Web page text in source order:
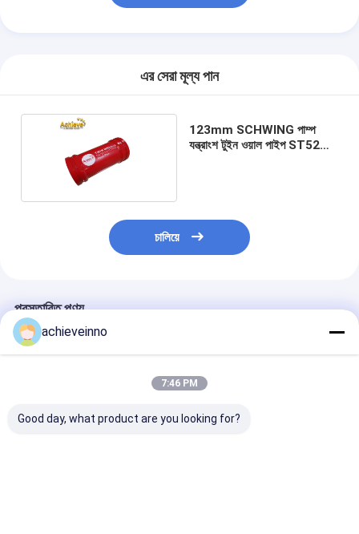
এর সেরা মূল্য পান
123mm SCHWING পাম্প
যন্ত্রাংশ টুইন ওয়াল পাইপ ST52
চালিয়ে
প্রস্তাবিত পণ্য
achieveinno
7:46 PM
Good day, what product are you looking for?